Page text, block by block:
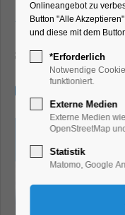
„Große
Schiffrundfahrt
Onlineangebot zu
Button "Alle
und diese mit dem
*Erforderlich
Notwendige
funktioniert.
Externe Medien
Externe Medien
OpenStreetMap
Statistik
Matomo, Google